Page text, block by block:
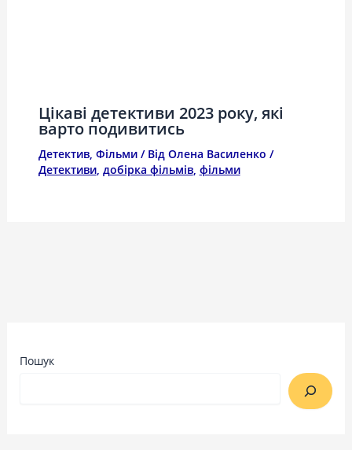
Цікаві детективи 2023 року, які
варто подивитись
Детектив, Фільми/ Від Олена Василенко /
Детективи, добірка фільмів, фільми
Пошук